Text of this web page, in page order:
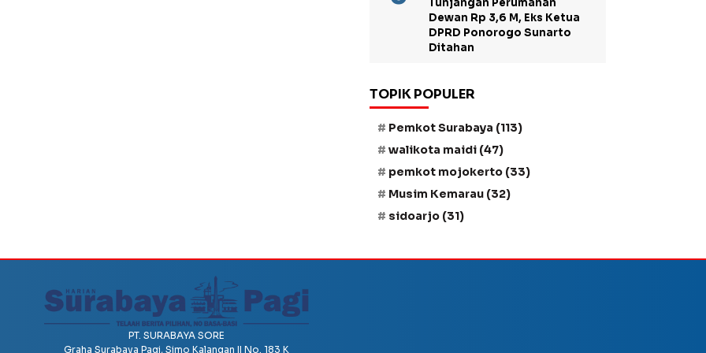
Dewan Rp 3,6 M, Eks Ketua
DPRD Ponorogo Sunarto
Ditahan
TOPIK POPULER
Pemkot Surabaya (113)
walikota maidi (47)
pemkot mojokerto (33)
Musim Kemarau (32)
sidoarjo (31)
PT. SURABAYA SORE
Graha Surabaya Pagi, Simo Kalangan II No. 183 K